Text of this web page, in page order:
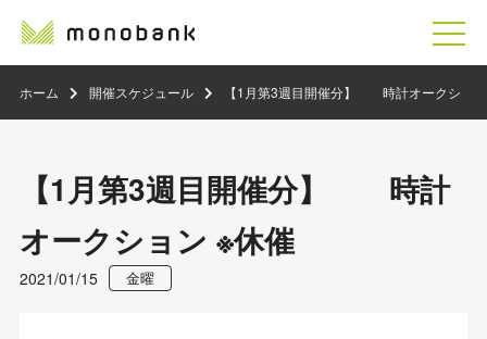
ホーム 開催スケジュール 【1月第3週目開催分】 時計オークシ
【1月第3週目開催分】 時計
オークション ※休催
2021/01/15 金曜